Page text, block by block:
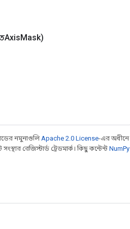
Mask)
নমুনাগুলিApache 2.0 License-এর অধীনে
রেজিস্টার্ড ট্রেডমার্ক। কিছু কন্টেন্ট NumPy